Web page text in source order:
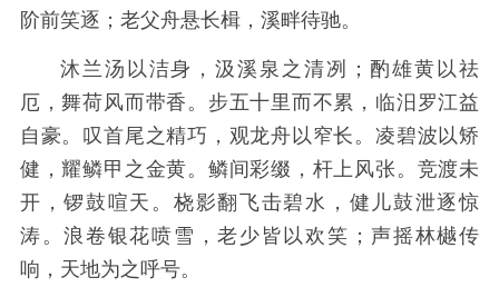
阶前笑逐；老父舟悬长楫，溪畔待驰。
沐兰汤以洁身，汲溪泉之清冽；酌雄黄以祛
厄，舞荷风而带香。步五十里而不累，临汨罗江益
自豪。叹首尾之精巧，观龙舟以窄长。凌碧波以矫
健，耀鳞甲之金黄。鳞间彩缀，杆上风张。竞渡未
开，锣鼓喧天。桡影翻飞击碧水，健儿鼓泄逐惊
涛。浪卷银花喷雪，老少皆以欢笑；声摇林樾传
响，天地为之呼号。